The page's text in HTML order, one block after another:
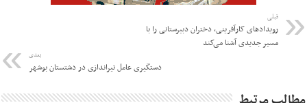
قبلی
رویدادهای کارآفرینی، دختران دبیرستانی را با
مسیر جدیدی آشنا می‌کند
بعدی
دستگیری عامل تیراندازی در دشتستان بوشهر